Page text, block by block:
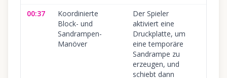
00:37
Koordinierte
Block- und
Sandrampen-
Manöver
Der Spieler
aktiviert eine
Druckplatte, um
eine temporäre
Sandrampe zu
erzeugen, und
schiebt dann